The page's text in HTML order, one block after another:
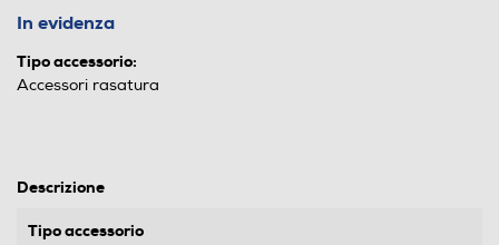
In evidenza
Tipo accessorio:
Accessori rasatura
Descrizione
Tipo accessorio